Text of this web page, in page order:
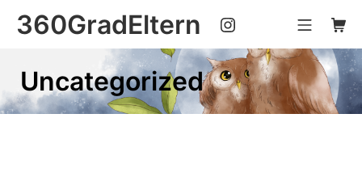
Inhalt360GradEltern Instagram Mobile
Uncategorized